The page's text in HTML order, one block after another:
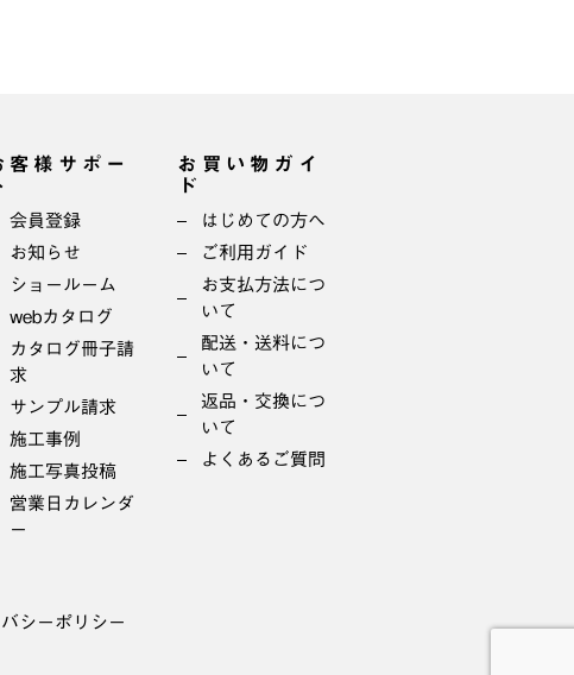
客様サポー
会員登録
お知らせ
ショールーム
webカタログ
カタログ冊子請
求
サンプル請求
施工事例
施工写真投稿
営業日カレンダ
ー
お買い物ガイ
ド
はじめての方へ
ご利用ガイド
お支払方法につ
いて
配送・送料につ
いて
返品・交換につ
いて
よくあるご質問
シーポリシー